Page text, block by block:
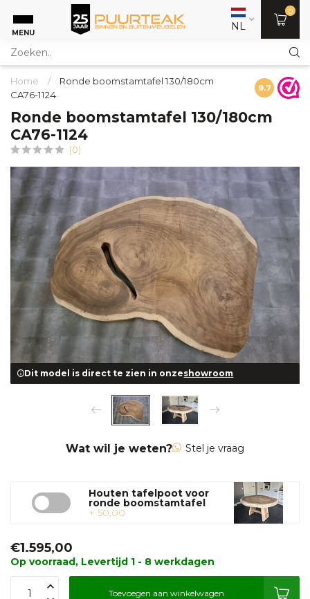
MENU NL
0
Home /
Ronde boomstamtafel 130/180cm
CA76-1124
9.7
Ronde boomstamtafel 130/180cm
CA76-1124
(0)
Dit model is direct te zien in onzeshowroom
Wat wil je weten? Stel je vraag
Houten tafelpoot voor
ronde boomstamtafel
+ 50,00
€1.595,00
Op voorraad, Levertijd 1 - 8 werkdagen
Toevoegen aan winkelwagen